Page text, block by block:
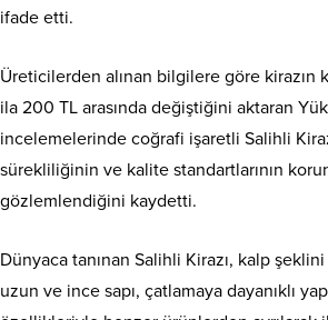
ifade etti.
Üreticilerden alınan bilgilere göre kirazın
ila 200 TL arasında değiştiğini aktaran
incelemelerinde coğrafi işaretli Salihli
sürekliliğinin ve kalite standartlarının
gözlemlendiğini kaydetti.
Dünyaca tanınan Salihli Kirazı, kalp
uzun ve ince sapı, çatlamaya dayanıklı